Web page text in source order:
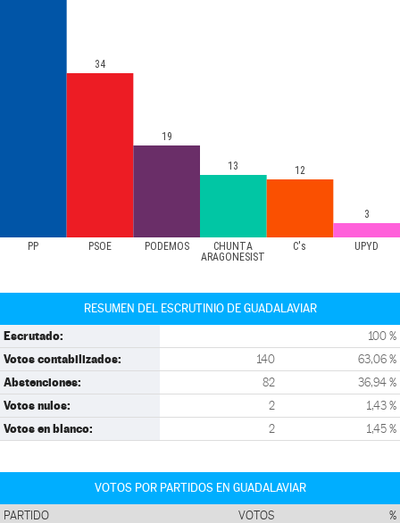
PP PSOE PODEMOS
CHUNTA
ARAGONESIST
C's UPYD
34
19
13 12
3
RESUMEN DEL ESCRUTINIO DE GUADALAVIAR
Escrutado: 100 %
Votos contabilizados: 140 63,06 %
Abstenciones: 82 36,94 %
Votos nulos: 2 1,43 %
Votos en blanco: 2 1,45 %
VOTOS POR PARTIDOS EN GUADALAVIAR
PARTIDO VOTOS %